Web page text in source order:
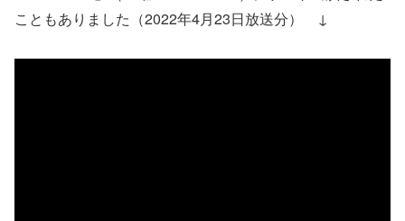
こともありました（2022年4月23日放送分） ↓